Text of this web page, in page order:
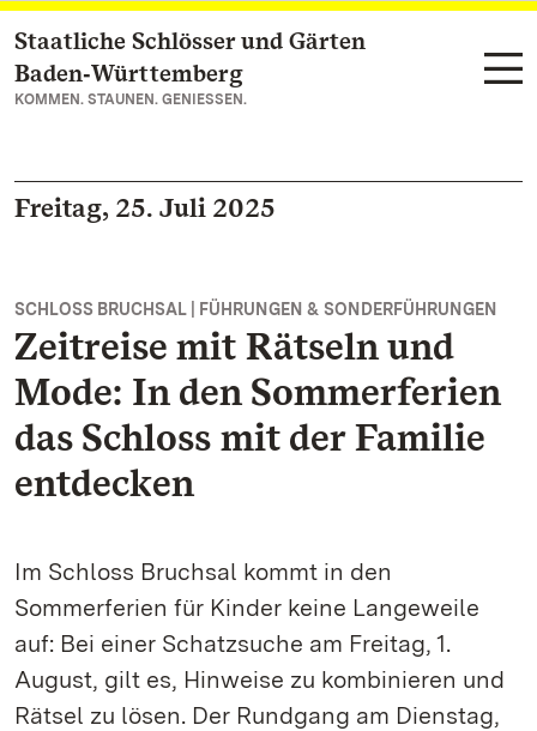
Zum Hauptinhalt springen
Staatliche Schlösser und Gärten
Baden‑Württemberg
KOMMEN. STAUNEN. GENIESSEN.
Freitag, 25. Juli 2025
SCHLOSS BRUCHSAL | FÜHRUNGEN & SONDERFÜHRUNGEN
Zeitreise mit Rätseln und
Mode: In den Sommerferien
das Schloss mit der Familie
entdecken
Im Schloss Bruchsal kommt in den
Sommerferien für Kinder keine Langeweile
auf: Bei einer Schatzsuche am Freitag, 1.
August, gilt es, Hinweise zu kombinieren und
Rätsel zu lösen. Der Rundgang am Dienstag,